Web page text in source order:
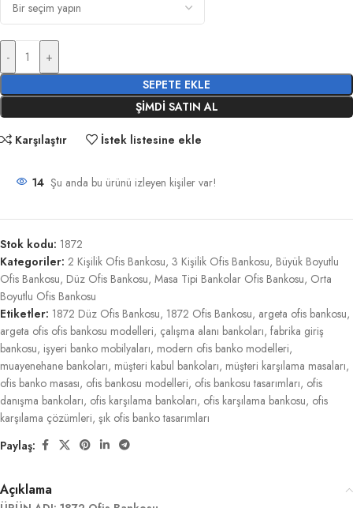
-
+
SEPETE EKLE
ŞIMDI SATIN AL
Karşılaştır İstek listesine ekle
14 Şu anda bu ürünü izleyen kişiler var!
Stok kodu: 1872
Kategoriler: 2 Kişilik Ofis Bankosu, 3 Kişilik Ofis Bankosu, Büyük Boyutlu
Ofis Bankosu, Düz Ofis Bankosu, Masa Tipi Bankolar Ofis Bankosu, Orta
Boyutlu Ofis Bankosu
Etiketler: 1872 Düz Ofis Bankosu, 1872 Ofis Bankosu, argeta ofis bankosu,
argeta ofis ofis bankosu modelleri, çalışma alanı bankoları, fabrika giriş
bankosu, işyeri banko mobilyaları, modern ofis banko modelleri,
muayenehane bankoları, müşteri kabul bankoları, müşteri karşılama masaları,
ofis banko masası, ofis bankosu modelleri, ofis bankosu tasarımları, ofis
danışma bankoları, ofis karşılama bankoları, ofis karşılama bankosu, ofis
karşılama çözümleri, şık ofis banko tasarımları
Paylaş:
Açıklama